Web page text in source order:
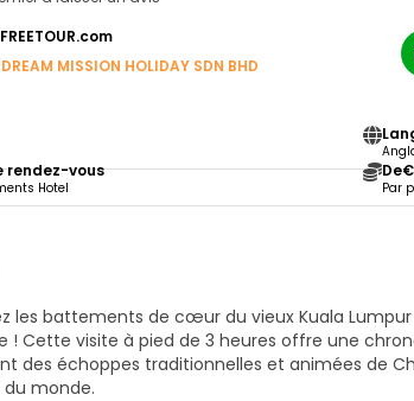
FREETOUR.com
DREAM MISSION HOLIDAY SDN BHD
rendez-vous
Hotel
De
Par
les battements de cœur du vieux Kuala
! Cette visite à pied de 3 heures offre une
des échoppes traditionnelles et animées de
monde.